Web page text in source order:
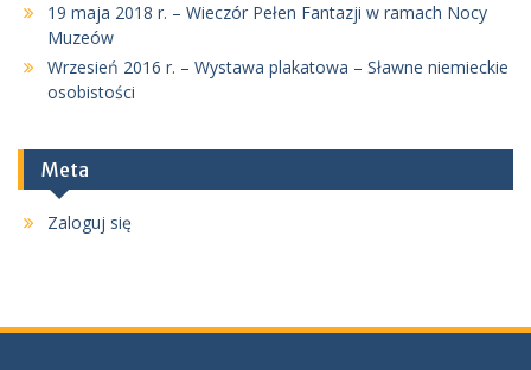
19 maja 2018 r. – Wieczór Pełen Fantazji w ramach Nocy
Muzeów
Wrzesień 2016 r. – Wystawa plakatowa – Sławne niemieckie
osobistości
Meta
Zaloguj się